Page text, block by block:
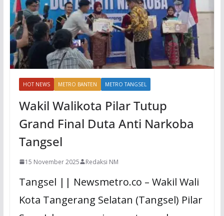
HOT NEWS METRO BANTEN METRO TANGSEL
Wakil Walikota Pilar Tutup
Grand Final Duta Anti Narkoba
Tangsel
15 November 2025 Redaksi NM
Tangsel || Newsmetro.co – Wakil Wali
Kota Tangerang Selatan (Tangsel) Pilar